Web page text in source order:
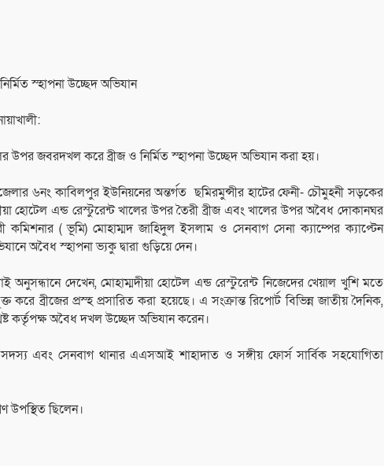
স্হাপনা উচ্ছেদ অভিযান
উপর জবরদখল করে ব্রীজ ও নির্মিত স্হাপনা উচ্ছেদ অভিযান করা হয়।
৬নং কাবিলপুর ইউনিয়নের অন্তর্গত ছমিরমুন্সীর হাটের ফেনী- চৌমুহনী সড়কের
হোটেল এন্ড রেস্টুরেন্ট খালের উপর তৈরী ব্রীজ এবং খালের উপর অবৈধ দোকানঘর
কমিশনার ( ভূমি) মোহাম্মদ জাহিদুল ইসলাম ও সেনবাগ সেনা ক্যাম্পের ক্যাপ্টেন
অবৈধ স্হাপনা ভ্যকু দ্বারা গুড়িয়ে দেন।
দেখেন, মোহাম্মদীয়া হোটেল এন্ড রেস্টুরেন্ট নিজেদের খেয়াল খুশি মতে
ব্রীজের প্রস্হ প্রসারিত করা হয়েছে। এ সংক্রান্ত রিপোর্ট বিভিন্ন জাতীয় দৈনিক,
কর্তৃপক্ষ অবৈধ দখল উচ্ছেদ অভিযান করেন।
সদস্য এবং সেনবাগ থানার এএসআই শাহাদাত ও সঙ্গীয় ফোর্স সার্বিক সহযোগিতা
উপস্থিত ছিলেন।